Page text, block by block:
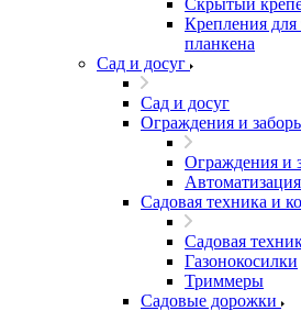
Скрытый
Крепления для
планкена
Сад и досуг
Сад и досуг
Ограждения и
Ограждения и
Садовая техника и
Садовая
Газонокосилки
Триммеры
Садовые дорожки